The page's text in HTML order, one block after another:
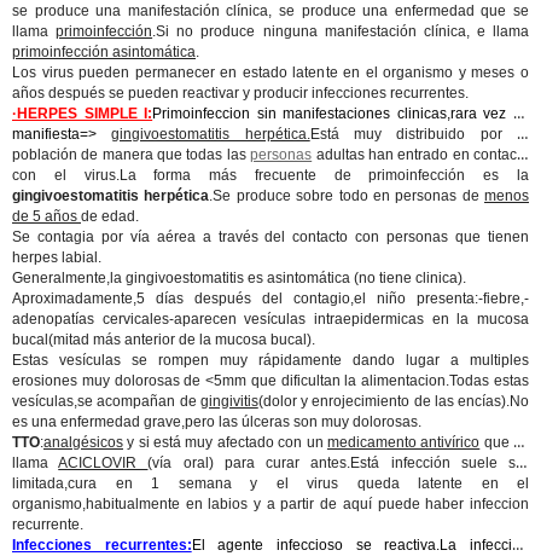
se produce una manifestación clínica, se produce una enfermedad que se
llamaprimoinfección.Si no produce ninguna manifestación clínica, e llama
primoinfección asintomática.
Los virus pueden permanecer en estado latente en el organismo y meses o
años después se pueden reactivar y producir infecciones recurrentes.
·HERPES SIMPLE I: Primoinfeccion sin manifestaciones clinicas,rara vez se
manifiesta=>gingivoestomatitis herpética.Está muy distribuido por la
población de manera que todas laspersonas adultas han entrado en contacto
con el virus.La forma más frecuente de primoinfección es la
gingivoestomatitis herpética.Se produce sobre todo en personas de menos
de 5 años de edad.
Se contagia por vía aérea a través del contacto con personas que tienen
herpes labial.
Generalmente,la gingivoestomatitis es asintomática (no tiene clinica).
Aproximadamente,5 días después del contagio,el niño presenta:-fiebre,-
adenopatías cervicales-aparecen vesículas intraepidermicas en la mucosa
bucal(mitad más anterior de la mucosa bucal).
Estas vesículas se rompen muy rápidamente dando lugar a multiples
erosiones muy dolorosas de <5mm que dificultan la alimentacion.Todas estas
vesículas,se acompañan de gingivitis(dolor y enrojecimiento de las encías).No
es una enfermedad grave,pero las úlceras son muy dolorosas.
TTO:analgésicos y si está muy afectado con un medicamento antivírico que se
llamaACICLOVIR(vía oral) para curar antes.Está infección suele ser
limitada,cura en 1 semana y el virus queda latente en el
organismo,habitualmente en labios y a partir de aquí puede haber infeccion
recurrente.
Infecciones recurrentes: El agente infeccioso se reactiva.La infección